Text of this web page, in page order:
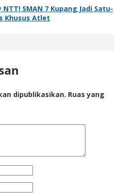
SMAN 7 Kupang Jadi Satu-
Khusus Atlet
dipublikasikan. Ruas yang